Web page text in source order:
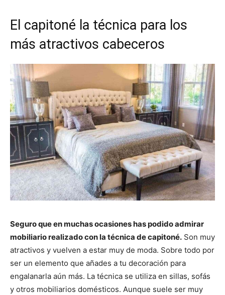
El capitoné la técnica para los
más atractivos cabeceros
Seguro que en muchas ocasiones has podido admirar
mobiliario realizado con la técnica de capitoné. Son muy
atractivos y vuelven a estar muy de moda. Sobre todo por
ser un elemento que añades a tu decoración para
engalanarla aún más. La técnica se utiliza en sillas, sofás
y otros mobiliarios domésticos. Aunque suele ser muy